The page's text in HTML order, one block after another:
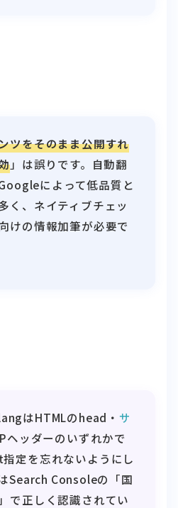
ツをそのまま公開すれ
」は誤りです。自動翻
によって低品質と
く、ネイティブチェッ
けの情報加筆が必要で
はHTMLのhead・サ
ヘッダーのいずれかで
定を忘れないようにし
Search Consoleの「国
で正しく認識されてい